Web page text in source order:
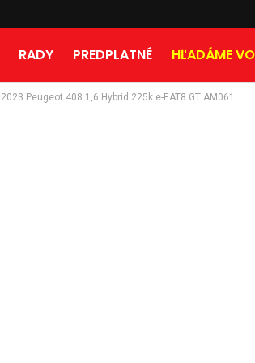
RADY PREDPLATNÉ HĽADÁME
2023 Peugeot 408 1,6 Hybrid 225k e-EAT8 GT AM061